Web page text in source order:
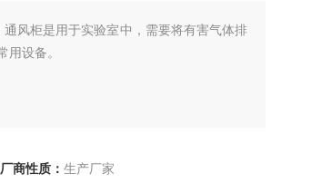
风柜是用于实验室中，需要将有害气体排
设备。
厂商性质： 生产厂家